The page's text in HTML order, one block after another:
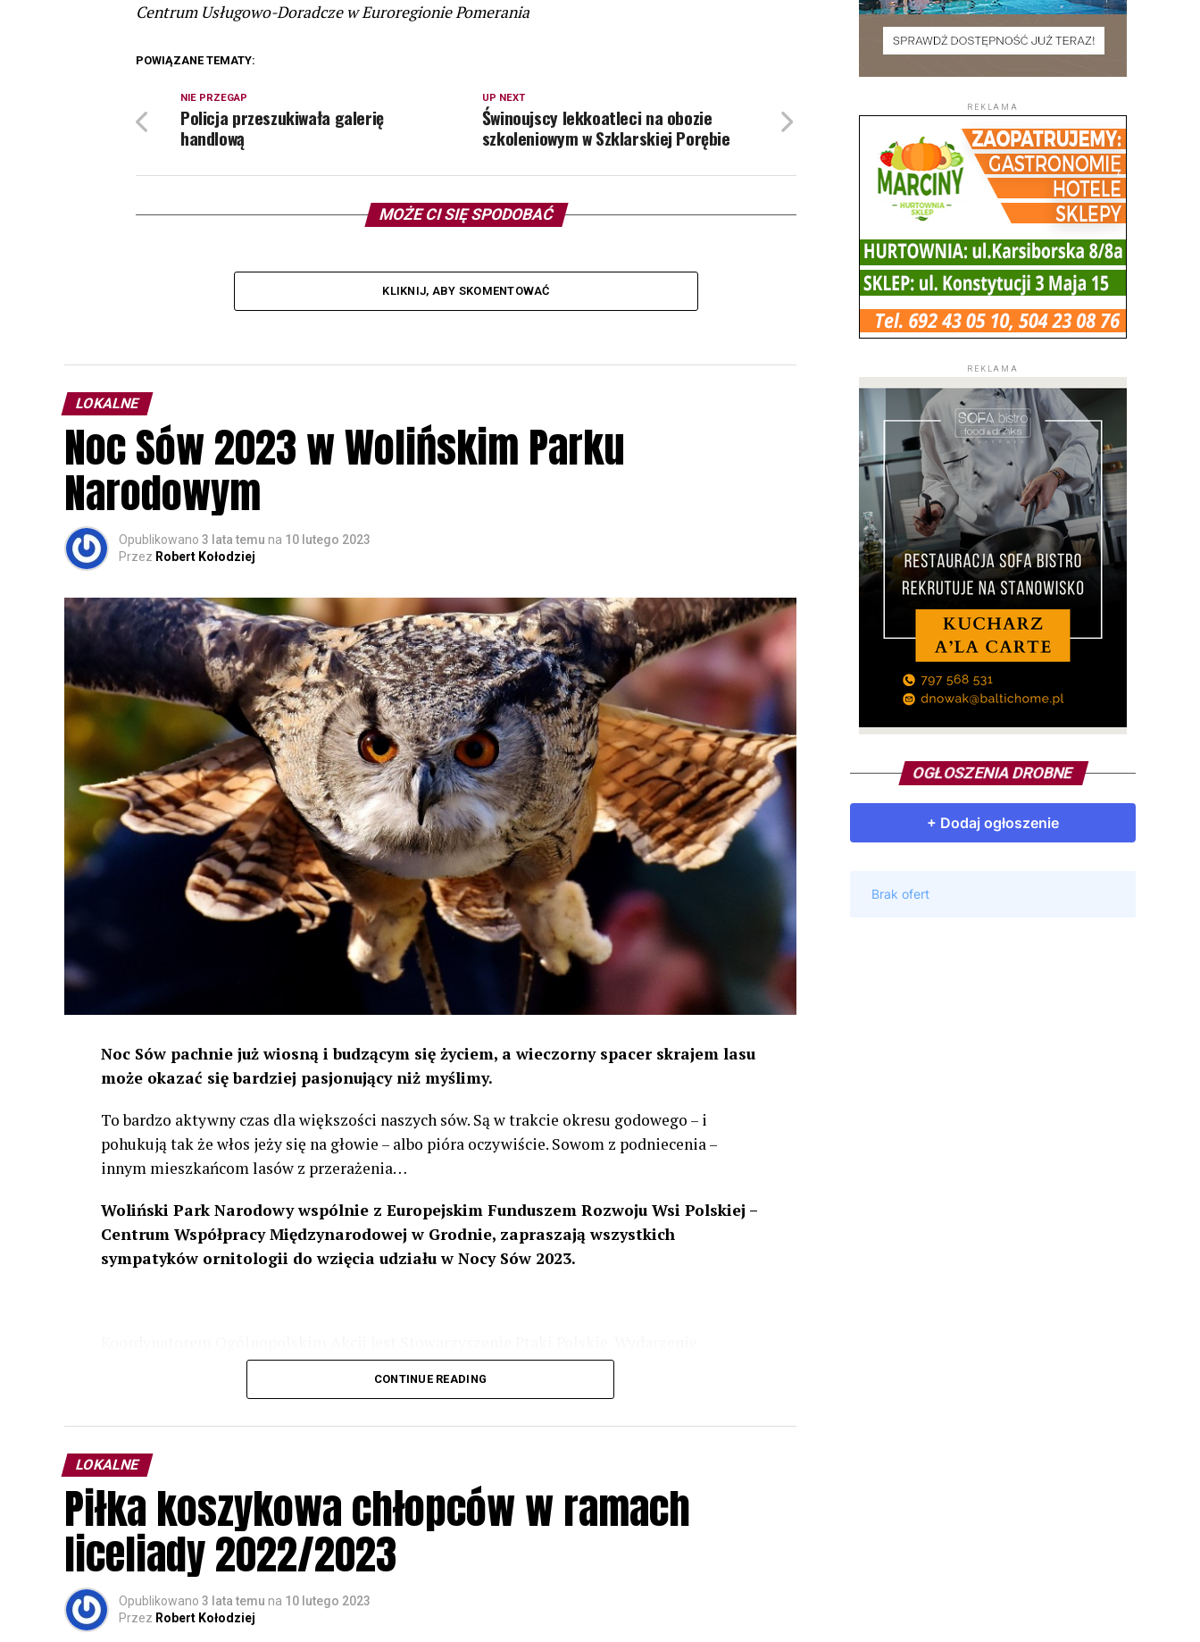
Centrum Usługowo-Doradcze w Euroregionie Pomerania
POWIĄZANE TEMATY:
UP NEXT
Świnoujscy lekkoatleci na obozie
szkoleniowym w Szklarskiej Porębie
NIE PRZEGAP
Policja przeszukiwała galerię
handlową
MOŻE CI SIĘ SPODOBAĆ
KLIKNIJ, ABY SKOMENTOWAĆ
LOKALNE
Noc Sów 2023 w Wolińskim Parku
Narodowym
Opublikowano 3 lata temu na 10 lutego 2023
Przez Robert Kołodziej
Noc Sów pachnie już wiosną i budzącym się życiem, a wieczorny spacer skrajem lasu
może okazać się bardziej pasjonujący niż myślimy.
To bardzo aktywny czas dla większości naszych sów. Są w trakcie okresu godowego – i
pohukują tak że włos jeży się na głowie – albo pióra oczywiście. Sowom z podniecenia –
innym mieszkańcom lasów z przerażenia…
Woliński Park Narodowy wspólnie z Europejskim Funduszem Rozwoju Wsi Polskiej –
Centrum Współpracy Międzynarodowej w Grodnie, zapraszają wszystkich
sympatyków ornitologii do wzięcia udziału w Nocy Sów 2023.
odbędzie się w dniach24 i 25 lutego 2023 r. wg harmonogramu przedstawionego na
Wszystkich uczestników zapraszamy do udziału w Akcji, włączenia się w aktywne
rozpoznawanie głosów sów i wymianę doświadczeń przy grillu.Na wydarzenie obowiązują
zapisy.
CONTINUE READING
LOKALNE
Piłka koszykowa chłopców w ramach
liceliady 2022/2023
Opublikowano 3 lata temu na 10 lutego 2023
Przez Robert Kołodziej
REKLAMA
REKLAMA
OGŁOSZENIA DROBNE